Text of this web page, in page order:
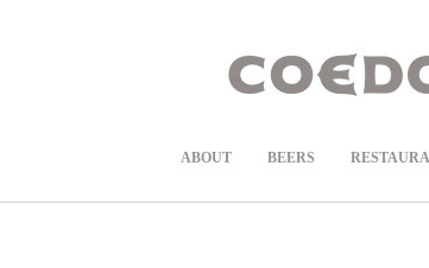
ABOUT BEERS